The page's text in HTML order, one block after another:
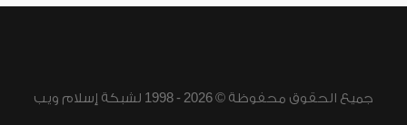
جميع الحقوق محفوظة © 2026 - 1998 لشبكة إسلام ويب